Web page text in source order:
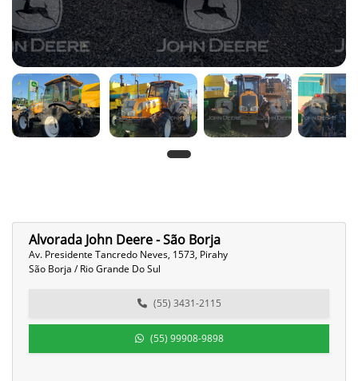
Alvorada John Deere - São Borja
Av. Presidente Tancredo Neves, 1573, Pirahy
São Borja / Rio Grande Do Sul
(55) 3431-2115
(55) 99908-9898